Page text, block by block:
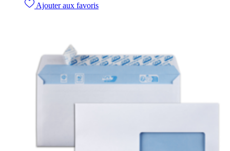
Ajouter aux favoris